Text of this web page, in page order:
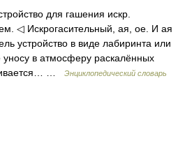
для гашения искр.
◁ Искрогасительный, ая, ое. И ая
устройство в виде лабиринта или
в атмосферу раскалённых
…
Энциклопедический словарь